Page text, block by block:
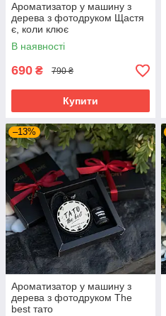
Ароматизатор у машину з
дерева з фотодруком Щастя
є, коли клює
В наявності
690 ₴ 790 ₴
Купити
–13%
Ароматизатор у машину з
дерева з фотодруком The
best тато